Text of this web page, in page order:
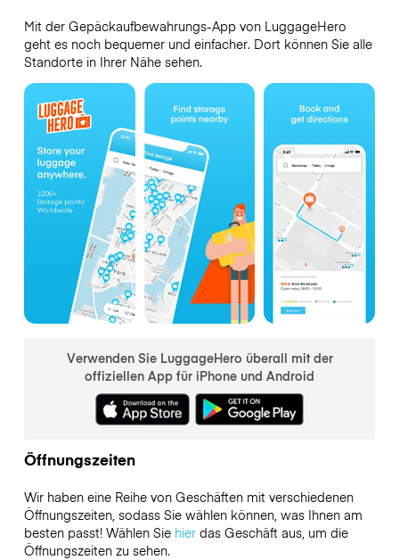
Mit der Gepäckaufbewahrungs-App von LuggageHero
geht es noch bequemer und einfacher. Dort können Sie alle
Standorte in Ihrer Nähe sehen.
Verwenden Sie LuggageHero überall mit der
offiziellen App für iPhone und Android
Öffnungszeiten
Wir haben eine Reihe von Geschäften mit verschiedenen
Öffnungszeiten, sodass Sie wählen können, was Ihnen am
besten passt! Wählen Sie hierdas Geschäft aus, um die
Öffnungszeiten zu sehen.